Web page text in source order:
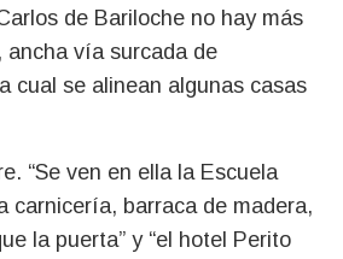
de Bariloche no hay más
ancha vía surcada de
cual se alinean algunas casas
“Se ven en ella la Escuela
carnicería, barraca de madera,
la puerta” y “el hotel Perito